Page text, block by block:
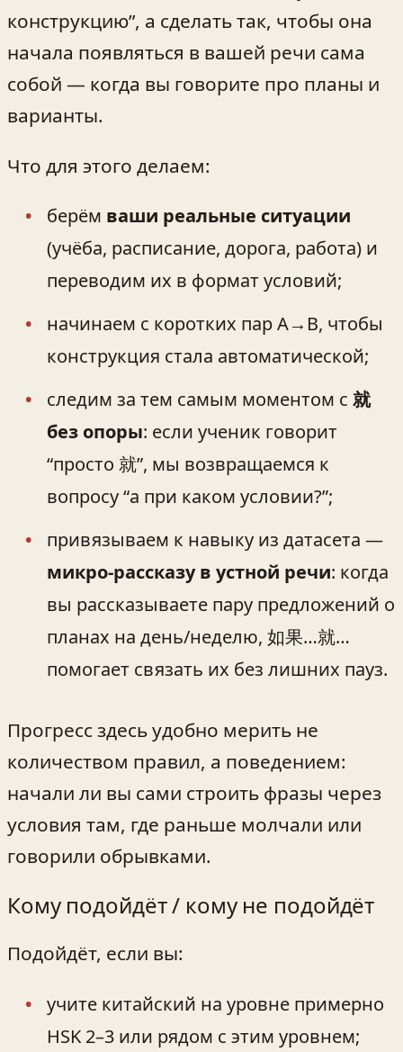
конструкцию”, а сделать так, чтобы она
начала появляться в вашей речи сама
собой — когда вы говорите про планы и
варианты.
Что для этого делаем:
берём ваши реальные ситуации
(учёба, расписание, дорога, работа) и
переводим их в формат условий;
начинаем с коротких пар A→B, чтобы
конструкция стала автоматической;
следим за тем самым моментом с 就
без опоры: если ученик говорит
“просто 就”, мы возвращаемся к
вопросу “а при каком условии?”;
привязываем к навыку из датасета —
микро-рассказу в устной речи: когда
вы рассказываете пару предложений о
планах на день/неделю, 如果…就…
помогает связать их без лишних пауз.
Прогресс здесь удобно мерить не
количеством правил, а поведением:
начали ли вы сами строить фразы через
условия там, где раньше молчали или
говорили обрывками.
Кому подойдёт / кому не подойдёт
Подойдёт, если вы:
учите китайский на уровне примерно
HSK 2–3 или рядом с этим уровнем;